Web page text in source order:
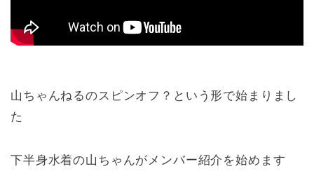
山ちゃんねるのスピンオフ？という形で始まりまし
た
下半身水着の山ちゃんがメンバー紹介を始めます